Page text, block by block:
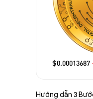
$0.00013687
Hướng dẫn 3